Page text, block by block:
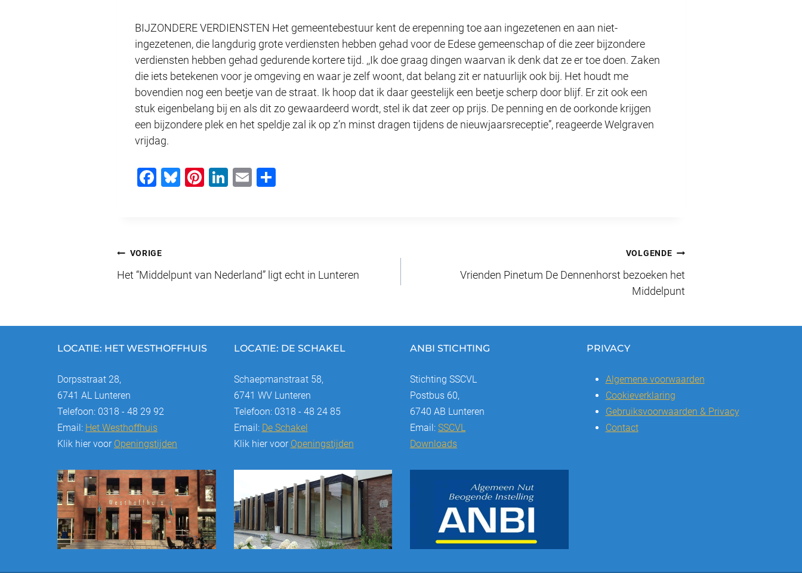
BIJZONDERE VERDIENSTEN Het gemeentebestuur kent de erepenning toe aan ingezetenen en aan niet-
ingezetenen, die langdurig grote verdiensten hebben gehad voor de Edese gemeenschap of die zeer bijzondere
verdiensten hebben gehad gedurende kortere tijd. ,,Ik doe graag dingen waarvan ik denk dat ze er toe doen. Zaken
die iets betekenen voor je omgeving en waar je zelf woont, dat belang zit er natuurlijk ook bij. Het houdt me
bovendien nog een beetje van de straat. Ik hoop dat ik daar geestelijk een beetje scherp door blijf. Er zit ook een
stuk eigenbelang bij en als dit zo gewaardeerd wordt, stel ik dat zeer op prijs. De penning en de oorkonde krijgen
een bijzondere plek en het speldje zal ik op z’n minst dragen tijdens de nieuwjaarsreceptie”, reageerde Welgraven
vrijdag.
F
b
o
Bl Pi Li
n
E
Bericht
navigatie
VORIGE
Het “Middelpunt van Nederland” ligt echt in Lunteren
VOLGENDE
Vrienden Pinetum De Dennenhorst bezoeken het
Middelpunt
LOCATIE: HET WESTHOFFHUIS
Dorpsstraat 28,
6741 AL Lunteren
Telefoon: 0318 - 48 29 92
Email: Het Westhoffhuis
Klik hier voor Openingstijden
LOCATIE: DE SCHAKEL
Schaepmanstraat 58,
6741 WV Lunteren
Telefoon: 0318 - 48 24 85
Email: De Schakel
Klik hier voor Openingstijden
ANBI STICHTING
Stichting SSCVL
Postbus 60,
6740 AB Lunteren
Email: SSCVL
Downloads
PRIVACY
Algemene voorwaarden
Cookieverklaring
Gebruiksvoorwaarden & Privacy
Contact